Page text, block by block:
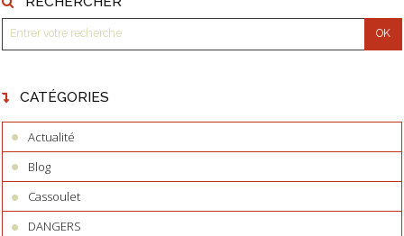
CATÉGORIES
Actualité
Blog
Cassoulet
DANGERS